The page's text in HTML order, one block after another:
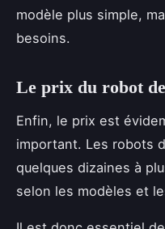
modèle plus simple,
besoins.
Le prix du robot
Enfin, le prix est
important. Les robots
quelques dizaines à
selon les modèles et